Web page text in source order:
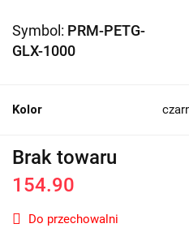
Symbol: PRM-PETG-
GLX-1000
Kolor
Brak towaru
154.90
Do przechowalni